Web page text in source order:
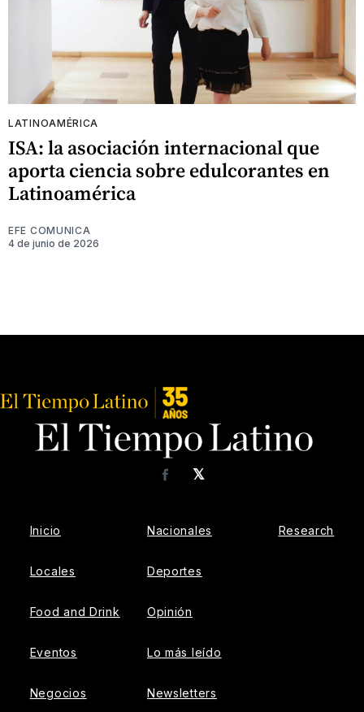
LATINOAMÉRICA
ISA: la asociación internacional que
aporta ciencia sobre edulcorantes en
Latinoamérica
EFE COMUNICA
4 de junio de 2026
𝕏
Facebook
Inicio
Locales
Food and Drink
Eventos
Negocios
Nacionales
Deportes
Opinión
Lo más leído
Newsletters
Research